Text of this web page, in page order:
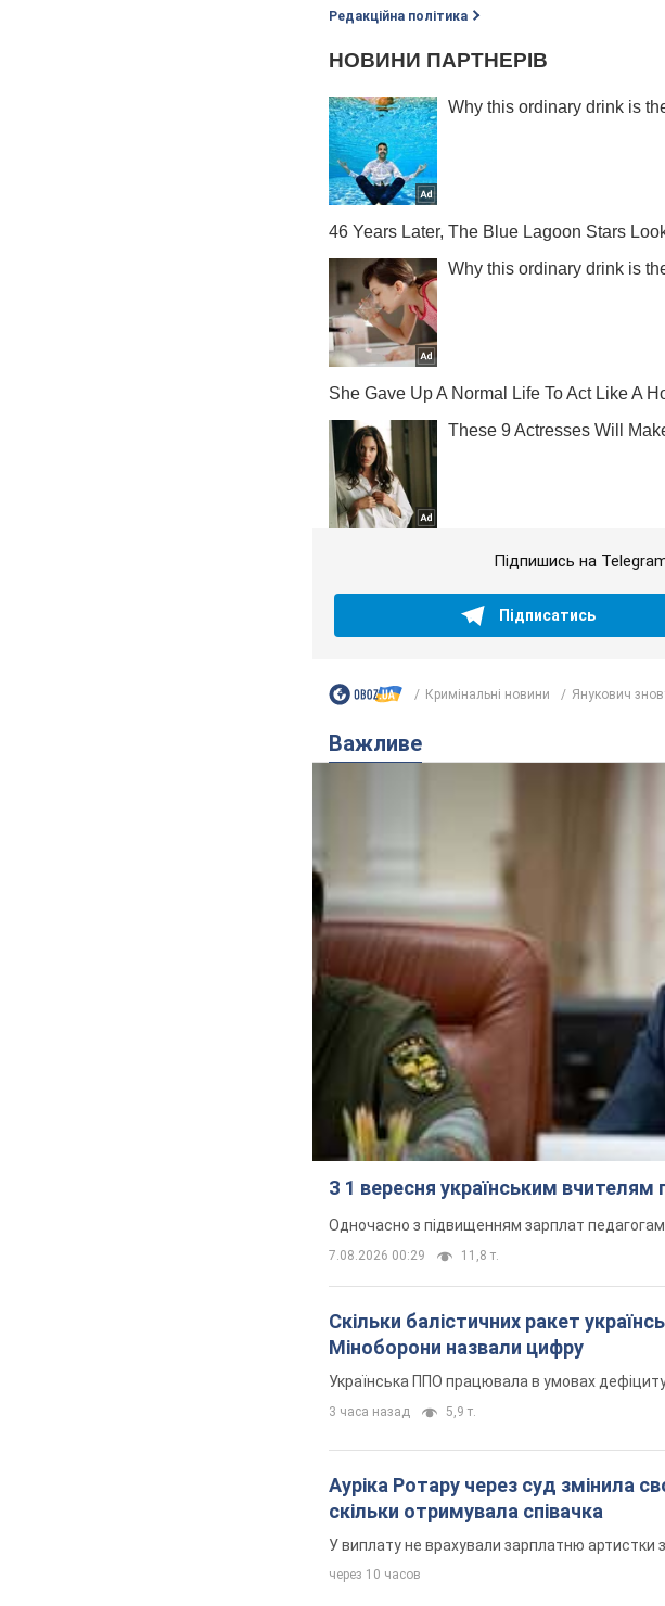
Редакційна політика
Підпишись на
Підписатись
Кримінальні новини Янукович знову
Важливе
З 1 вересня українським
Одночасно з підвищенням зарплат
7.08.2026 00:29 11,8 т.
Скільки балістичних ракет
Міноборони назвали цифру
Українська ППО працювала в умовах
3 часа назад 5,9 т.
Ауріка Ротару через суд змінила
скільки отримувала співачка
У виплату не врахували зарплатню артистки
через 10 часов